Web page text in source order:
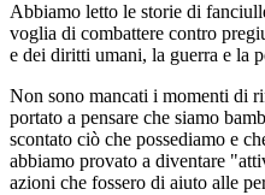
Abbiamo letto le storie di
voglia di combattere contro
e dei diritti umani, la guerra e la
Non sono mancati i momenti di
portato a pensare che siamo
scontato ciò che possediamo e
abbiamo provato a diventare
azioni che fossero di aiuto alle